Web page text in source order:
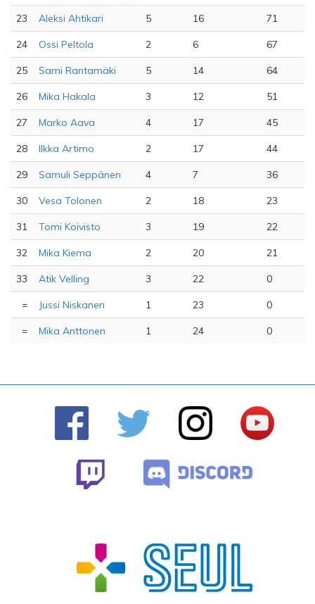
23 Aleksi Ahtikari 5 16 71
24 Ossi Peltola 2 6 67
25 Sami Rantamäki 5 14 64
26 Mika Hakala 3 12 51
27 Marko Aava 4 17 45
28 Ilkka Artimo 2 17 44
29 Samuli Seppänen 4 7 36
30 Vesa Tolonen 2 18 23
31 Tomi Koivisto 3 19 22
32 Mika Kiema 2 20 21
33 Atik Velling 3 22 0
= Jussi Niskanen 1 23 0
= Mika Anttonen 1 24 0